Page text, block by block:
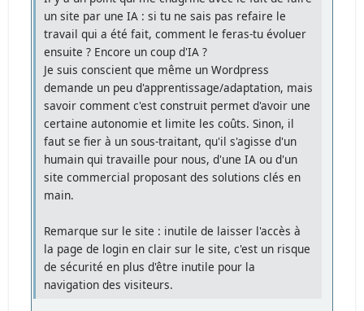
un site par une IA : si tu ne sais pas refaire le
travail qui a été fait, comment le feras-tu évoluer
ensuite ? Encore un coup d'IA ?
Je suis conscient que même un Wordpress
demande un peu d'apprentissage/adaptation, mais
savoir comment c'est construit permet d'avoir une
certaine autonomie et limite les coûts. Sinon, il
faut se fier à un sous-traitant, qu'il s'agisse d'un
humain qui travaille pour nous, d'une IA ou d'un
site commercial proposant des solutions clés en
main.
Remarque sur le site : inutile de laisser l'accès à
la page de login en clair sur le site, c'est un risque
de sécurité en plus d'être inutile pour la
navigation des visiteurs.